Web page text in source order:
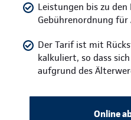
Leistungen bis zu
Gebührenordnung
Der Tarif ist mit
kalkuliert, so dass
aufgrund des
Online